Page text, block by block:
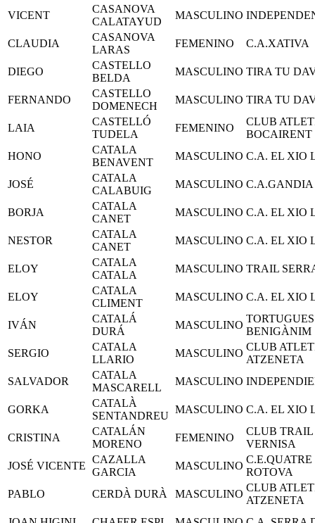
VICENT
CASANOVA
CALATAYUD
MASCULINO
CLAUDIA
CASANOVA
LARAS
FEMENINO C.A.XATIVA
DIEGO
CASTELLO
BELDA
MASCULINO TIRA TU
FERNANDO
CASTELLO
DOMENECH
MASCULINO TIRA TU
LAIA
CASTELLÓ
TUDELA
FEMENINO
CLUB
BOCAIRENT
HONO
CATALA
BENAVENT
MASCULINO C.A. EL XIO
JOSÉ
CATALA
CALABUIG
MASCULINO C.A.GANDIA
BORJA
CATALA
CANET
MASCULINO C.A. EL XIO
NESTOR
CATALA
CANET
MASCULINO C.A. EL XIO
ELOY
CATALA
CATALA
MASCULINO TRAIL
ELOY
CATALA
CLIMENT
MASCULINO C.A. EL XIO
IVÁN
CATALÁ
DURÁ
MASCULINO
BENIGÀNIM
SERGIO
CATALA
LLARIO
MASCULINO
CLUB
ATZENETA
SALVADOR
CATALA
MASCARELL
MASCULINO
GORKA
CATALÀ
SENTANDREU
MASCULINO C.A. EL XIO
CRISTINA
CATALÁN
MORENO
FEMENINO
CLUB TRAIL
VERNISA
JOSÉ VICENTE
CAZALLA
GARCIA
MASCULINO
C.E.QUATRE
ROTOVA
PABLO
CERDÀ DURÀ MASCULINO
CLUB
ATZENETA